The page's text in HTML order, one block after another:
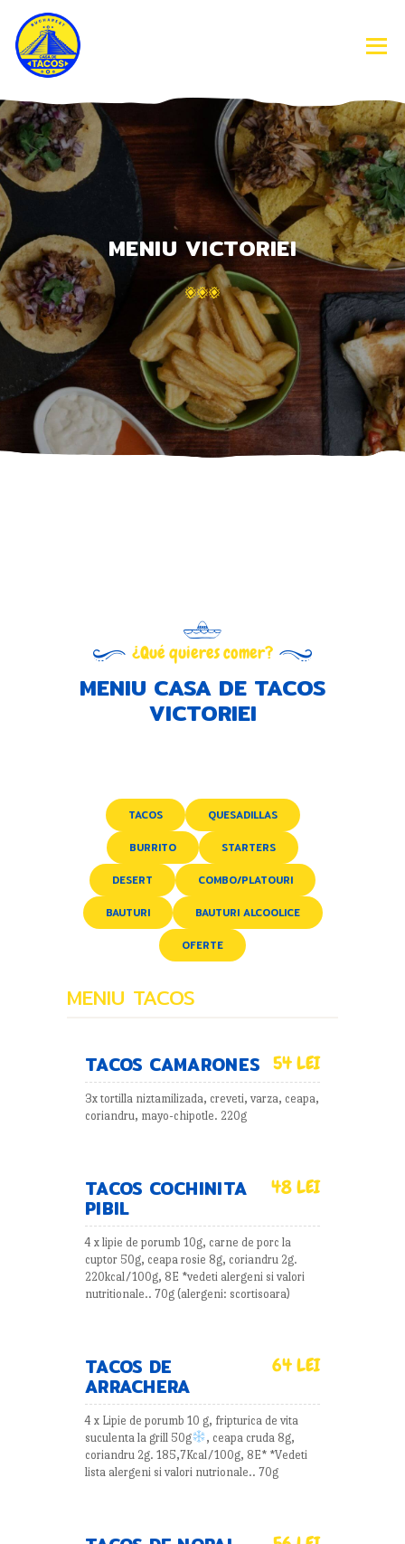
MENIU VICTORIEI
MENIU VICTORIEI
FIESTA & CATERING
DESPRE NOI
TE VREM IN ECHIPA
CONTACT
¿Qué quieres comer?
MENIU CASA DE TACOS
VICTORIEI
TACOS
QUESADILLAS
BURRITO
STARTERS
DESERT
COMBO/PLATOURI
BAUTURI
BAUTURI ALCOOLICE
OFERTE
MENIU TACOS
TACOS CAMARONES 54 LEI
3x tortilla niztamilizada, creveti, varza, ceapa,
coriandru, mayo-chipotle. 220g
TACOS COCHINITA
PIBIL
48 LEI
4 x lipie de porumb 10g, carne de porc la
cuptor 50g, ceapa rosie 8g, coriandru 2g.
220kcal/100g, 8E *vedeti alergeni si valori
nutritionale.. 70g (alergeni: scortisoara)
TACOS DE
ARRACHERA
64 LEI
4 x Lipie de porumb 10 g, fripturica de vita
suculenta la grill 50g
, ceapa cruda 8g,
coriandru 2g. 185,7Kcal/100g, 8E* *Vedeti
lista alergeni si valori nutrionale.. 70g